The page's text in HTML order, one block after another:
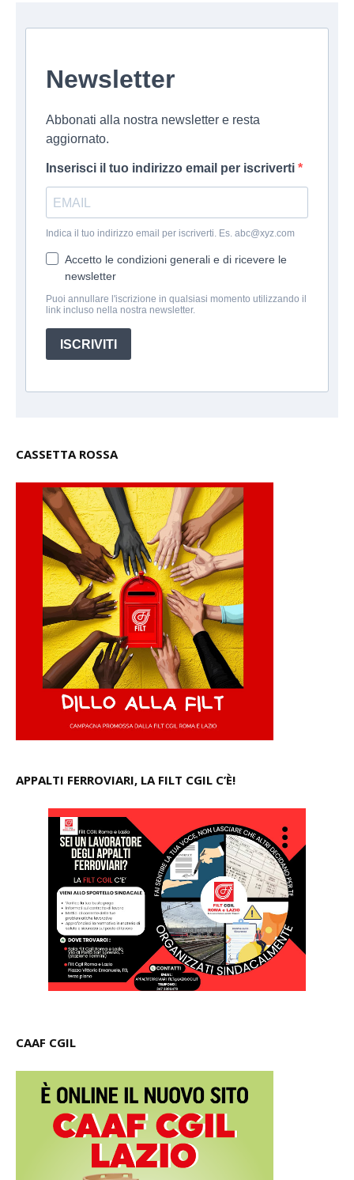
Newsletter
Abbonati alla nostra newsletter e resta
aggiornato.
Inserisci il tuo indirizzo email per iscriverti
Indica il tuo indirizzo email per iscriverti. Es. abc@xyz.com
Accetto le condizioni generali e di ricevere le
newsletter
Puoi annullare l'iscrizione in qualsiasi momento utilizzando il
link incluso nella nostra newsletter.
ISCRIVITI
CASSETTA ROSSA
APPALTI FERROVIARI, LA FILT CGIL C’È!
CAAF CGIL